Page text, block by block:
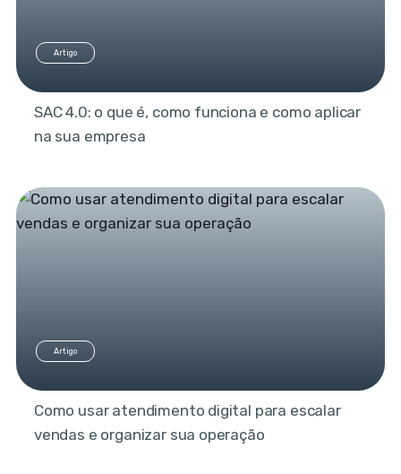
Artigo
SAC 4.0: o que é, como funciona e como aplicar
na sua empresa
Artigo
Como usar atendimento digital para escalar
vendas e organizar sua operação